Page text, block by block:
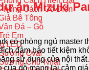
Cách Cổ Điển
Bê Tông
Đá – Gỗ
Em
LED
Oval
Chữ Nhật
án Mizuki
có phòng ngủ master
đảm bảo tiết kiệm
sử dụng của nội
của gỗ mang lại cảm